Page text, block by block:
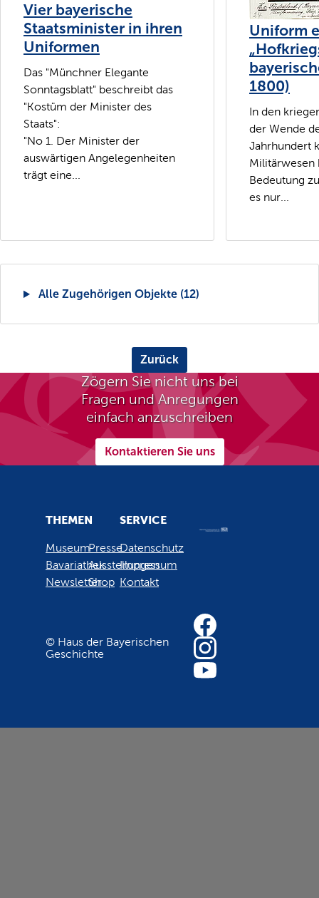
Vier bayerische
Staatsminister in ihren
Uniformen
Das "Münchner Elegante
Sonntagsblatt" beschreibt das
"Kostüm der Minister des
Staats":
"No 1. Der Minister der
auswärtigen Angelegenheiten
trägt eine...
Uniform
1800)
In den
der Wende
Jahrhundert
Militärwesen
Bedeutung
es nur...
Alle Zugehörigen Objekte (12)
Zurück
Zögern Sie nicht uns bei
Fragen und Anregungen
einfach anzuschreiben
Kontaktieren Sie uns
THEMEN
Museum
Bavariathek
Newsletter
Presse
Ausstellungen
Shop
SERVICE
Datenschutz
Impressum
Kontakt
© Haus der Bayerischen
Geschichte